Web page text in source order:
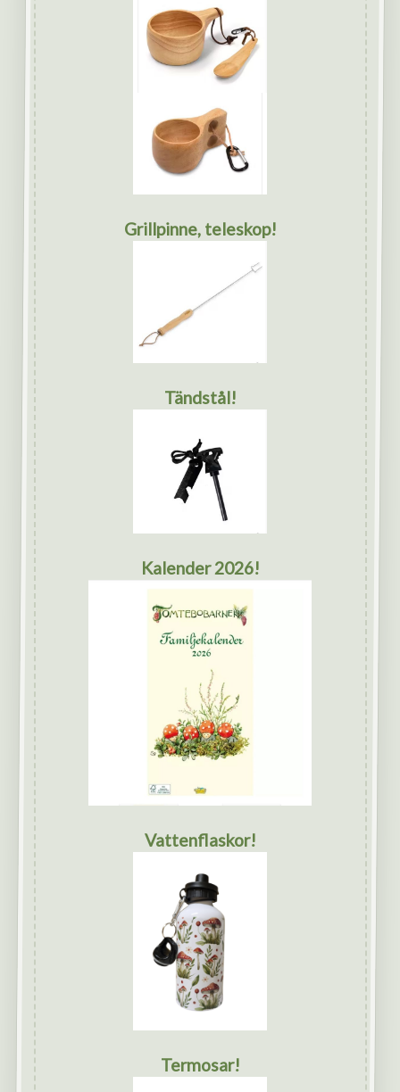
Grillpinne, teleskop!
Tändstål!
Kalender 2026!
Vattenflaskor!
Termosar!